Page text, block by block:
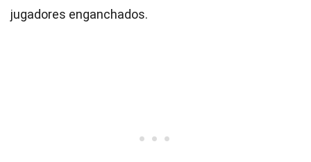
jugadores enganchados.